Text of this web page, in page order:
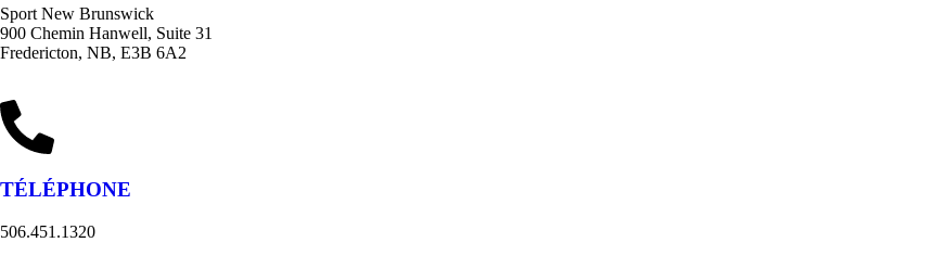
Sport New Brunswick
900 Chemin Hanwell, Suite 31
Fredericton, NB, E3B 6A2
TÉLÉPHONE
506.451.1320